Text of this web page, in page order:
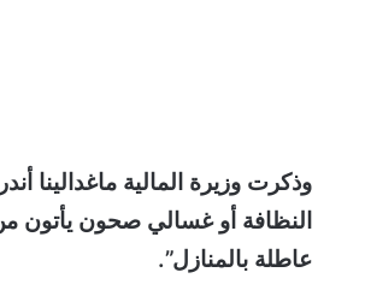
وذكرت وزيرة المالية ماغدالينا
النظافة أو غسالي صحون يأتون
عاطلة بالمنازل”.